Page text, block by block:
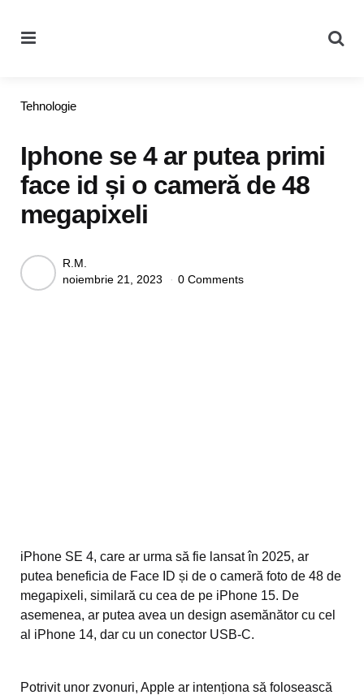
Categories
Tehnologie
Iphone se 4 ar putea primi
face id și o cameră de 48
megapixeli
Posted
by
R.M.
noiembrie 21, 2023
0 Comments
iPhone SE 4, care ar urma să fie lansat în 2025, ar
putea beneficia de Face ID și de o cameră foto de 48 de
megapixeli, similară cu cea de pe iPhone 15. De
asemenea, ar putea avea un design asemănător cu cel
al iPhone 14, dar cu un conector USB-C.
Potrivit unor zvonuri, Apple ar intenționa să folosească